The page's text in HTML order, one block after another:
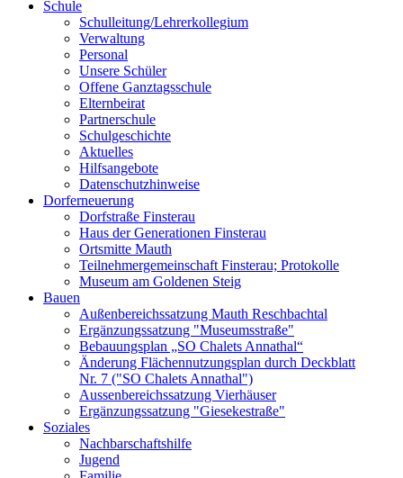
Schule
Schulleitung/Lehrerkollegium
Verwaltung
Personal
Unsere Schüler
Offene Ganztagsschule
Elternbeirat
Partnerschule
Schulgeschichte
Aktuelles
Hilfsangebote
Datenschutzhinweise
Dorferneuerung
Dorfstraße Finsterau
Haus der Generationen Finsterau
Ortsmitte Mauth
Teilnehmergemeinschaft Finsterau; Protokolle
Museum am Goldenen Steig
Bauen
Außenbereichssatzung Mauth Reschbachtal
Ergänzungssatzung "Museumsstraße"
Bebauungsplan „SO Chalets Annathal“
Änderung Flächennutzungsplan durch Deckblatt
Nr. 7 ("SO Chalets Annathal")
Aussenbereichssatzung Vierhäuser
Ergänzungssatzung "Giesekestraße"
Soziales
Nachbarschaftshilfe
Jugend